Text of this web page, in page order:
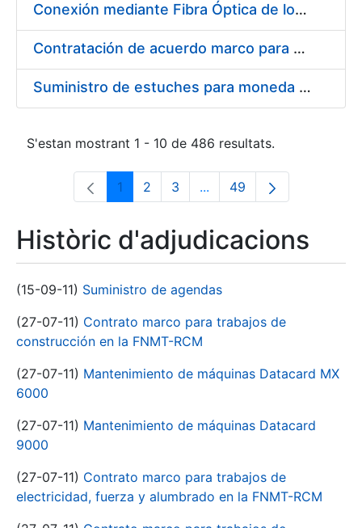
Conexión mediante Fibra Óptica de los Centros de Proceso de Datos (CPDs) de las sedes de la FNMT-RCM de Burgos y Madrid
Contratación de acuerdo marco para el Suministro de Material de Electricidad para la Fábrica Nacional de Moneda y Timbre-Real Casa de la Moneda en su centro de trabajo de Burgos
Suministro de estuches para moneda de 30 €
S'estan mostrant 1 - 10 de 486 resultats.
Pàgina
1 Pàgina
2 Pàgina
3 ...Pàgines intermèdies
Pàgina
49
Històric d'adjudicacions
(15-09-11) Suministro de agendas
(27-07-11) Contrato marco para trabajos de
construcción en la FNMT-RCM
(27-07-11) Mantenimiento de máquinas Datacard MX
6000
(27-07-11) Mantenimiento de máquinas Datacard
9000
(27-07-11) Contrato marco para trabajos de
electricidad, fuerza y alumbrado en la FNMT-RCM